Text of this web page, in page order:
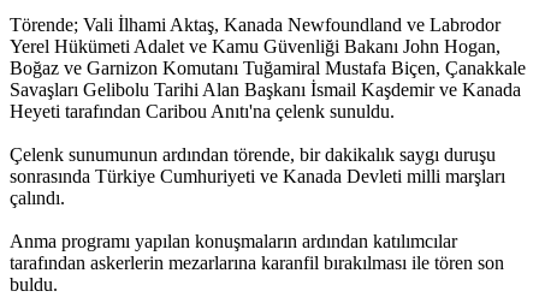
Törende; Vali İlhami Aktaş, Kanada Newfoundland ve Labrodor
Yerel Hükümeti Adalet ve Kamu Güvenliği Bakanı John Hogan,
Boğaz ve Garnizon Komutanı Tuğamiral Mustafa Biçen, Çanakkale
Savaşları Gelibolu Tarihi Alan Başkanı İsmail Kaşdemir ve Kanada
Heyeti tarafından Caribou Anıtı'na çelenk sunuldu.
Çelenk sunumunun ardından törende, bir dakikalık saygı duruşu
sonrasında Türkiye Cumhuriyeti ve Kanada Devleti milli marşları
çalındı.
Anma programı yapılan konuşmaların ardından katılımcılar
tarafından askerlerin mezarlarına karanfil bırakılması ile tören son
buldu.